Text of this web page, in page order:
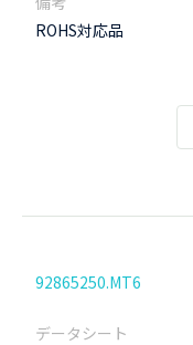
ROHS対応品
92865250.MT6